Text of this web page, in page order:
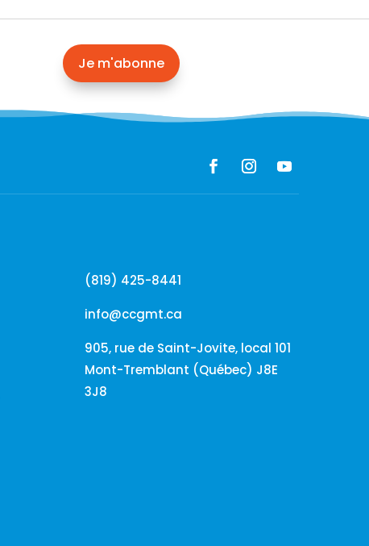
Je m'abonne
(819) 425-8441
info@ccgmt.ca
905, rue de Saint-Jovite, local 101
Mont-Tremblant (Québec) J8E
3J8